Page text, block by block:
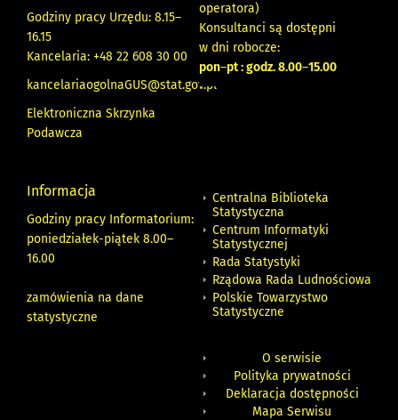
Godziny pracy Urzędu: 8.15–
16.15
Kancelaria: +48 22 608 30 00
kancelariaogolnaGUS@stat.gov.pl
Elektroniczna Skrzynka
Podawcza
operatora)
Konsultanci są dostępni
w dni robocze:
pon–pt : godz. 8.00–15.00
Informacja
Godziny pracy Informatorium:
poniedziałek-piątek 8.00–
16.00
zamówienia na dane
statystyczne
Centralna Biblioteka
Statystyczna
Centrum Informatyki
Statystycznej
Rada Statystyki
Rządowa Rada Ludnościowa
Polskie Towarzystwo
Statystyczne
O serwisie
Polityka prywatności
Deklaracja dostępności
Mapa Serwisu